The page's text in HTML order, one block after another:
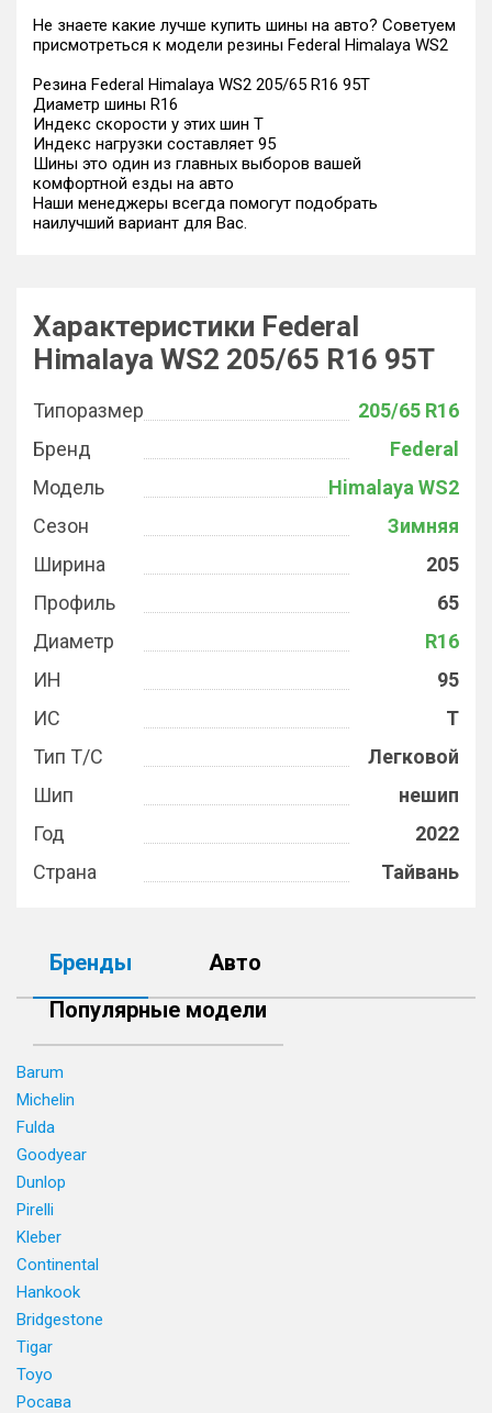
Не знаете какие лучше купить шины на авто? Советуем
присмотреться к модели резины Federal Himalaya WS2
Резина Federal Himalaya WS2 205/65 R16 95T
Диаметр шины R16
Индекс скорости у этих шин T
Индекс нагрузки составляет 95
Шины это один из главных выборов вашей
комфортной езды на авто
Наши менеджеры всегда помогут подобрать
наилучший вариант для Вас.
Характеристики Federal
Himalaya WS2 205/65 R16 95T
Типоразмер
205/65 R16
Бренд
Federal
Модель
Himalaya WS2
Сезон
Зимняя
Ширина
205
Профиль
65
Диаметр
R16
ИН
95
ИС
T
Тип Т/С
Легковой
Шип
нешип
Год
2022
Страна
Тайвань
Бренды
Авто
Популярные модели
Barum
Michelin
Fulda
Goodyear
Dunlop
Pirelli
Kleber
Continental
Hankook
Bridgestone
Tigar
Toyo
Росава